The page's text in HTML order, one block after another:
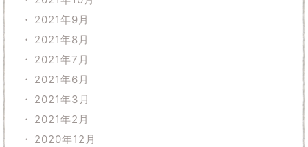
2021年9月
2021年8月
2021年7月
2021年6月
2021年3月
2021年2月
2020年12月